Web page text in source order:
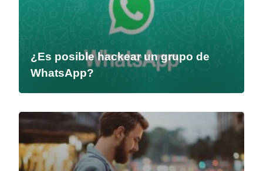
¿Es posible hackear un grupo de
WhatsApp?